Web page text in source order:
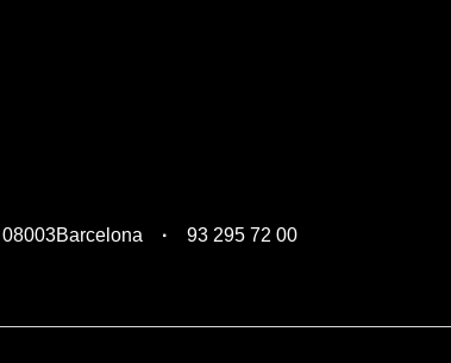
08003Barcelona 93 295 72 00